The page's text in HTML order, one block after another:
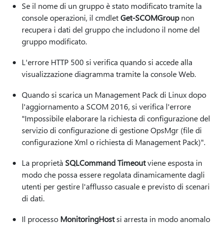
Se il nome di un gruppo è stato modificato tramite la
console operazioni, il cmdletGet-SCOMGroupnon
recupera i dati del gruppo che includono il nome del
gruppo modificato.
L'errore HTTP 500 si verifica quando si accede alla
visualizzazione diagramma tramite la console Web.
Quando si scarica un Management Pack di Linux dopo
l'aggiornamento a SCOM 2016, si verifica l'errore
"Impossibile elaborare la richiesta di configurazione del
servizio di configurazione di gestione OpsMgr (file di
configurazione Xml o richiesta di Management Pack)".
La proprietà SQLCommand Timeoutviene esposta in
modo che possa essere regolata dinamicamente dagli
utenti per gestire l'afflusso casuale e previsto di scenari
di dati.
Il processo MonitoringHostsi arresta in modo anomalo